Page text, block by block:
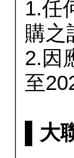
1.任
購之
2.因
至
▌大